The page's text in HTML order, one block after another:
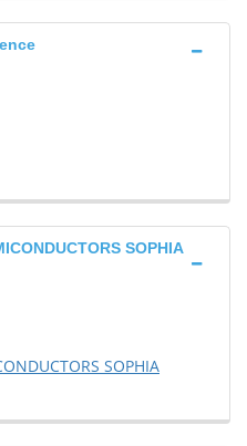
SOPHIA
SOPHIA